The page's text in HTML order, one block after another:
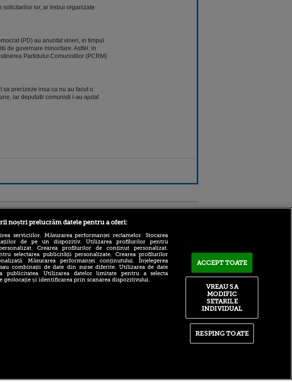
solicitarilor lor, ar trebui organizate
(PD) au anuntat vineri, in timpul
de guvernare minoritare. Astfel, in
Partidului Comunistilor (PCRM)
sa precizeze insa ca nu au facut o
iar deputatii comunisti i-au ajutat
Marin Barbu despre celebrul
trebuie să le îndeplinească
U. Craiova contra lui KuPS!
noștri prelucrăm datele pentru a oferi:
serviciilor. Măsurarea performanței reclamelor. Stocarea
de pe un dispozitiv. Utilizarea profilurilor pentru
Crearea profilurilor de conținut personalizat.
selectarea publicității personalizate. Crearea profilurilor
Măsurarea performanței conținutului. Înțelegerea
combinații de date din surse diferite. Utilizarea de date
publicitatea. Utilizarea datelor limitate pentru a selecta
geolocație și identificarea prin scanarea dispozitivului.
ACCEPT TOATE
RESPING TOATE
VREAU SA
MODIFIC
SETARILE
INDIVIDUAL